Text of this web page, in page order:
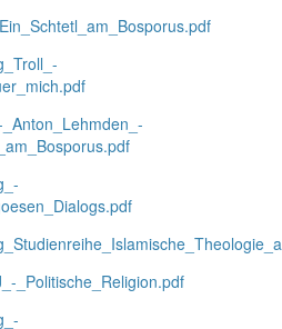
_Politische_Religion.pdf